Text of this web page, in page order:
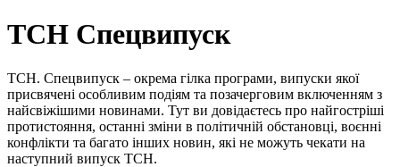
ТСН Спецвипуск
ТСН. Спецвипуск – окрема гілка програми, випуски якої
присвячені особливим подіям та позачерговим включенням з
найсвіжішими новинами. Тут ви довідаєтесь про найгостріші
протистояння, останні зміни в політичній обстановці, воєнні
конфлікти та багато інших новин, які не можуть чекати на
наступний випуск ТСН.